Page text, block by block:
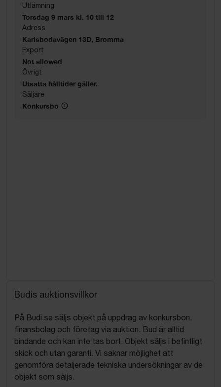
Utlämning
Torsdag 9 mars kl. 10 till 12
Adress
Karlsbodavägen 13D, Bromma
Export
Not allowed
Övrigt
Utsatta hålltider gäller.
Säljare
Konkursbo
Budis auktionsvillkor
På Budi.se säljs objekt på uppdrag av konkursbon,
finansbolag och företag via auktion. Bud är alltid
bindande och kan inte tas bort. Objekt säljs i befintligt
skick och utan garanti. Vi saknar möjlighet att
genomföra detaljerade tekniska undersökningar av de
objekt som säljs.